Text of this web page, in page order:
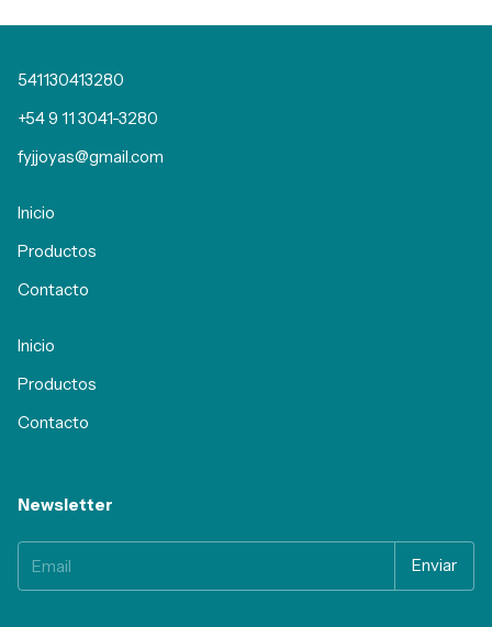
541130413280
+54 9 11 3041-3280
fyjjoyas@gmail.com
Inicio
Productos
Contacto
Inicio
Productos
Contacto
Newsletter